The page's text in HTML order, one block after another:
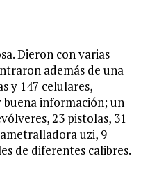
Dieron con varias
además de una
y 147 celulares,
buena información; un
23 pistolas, 31
uzi, 9
de diferentes calibres.